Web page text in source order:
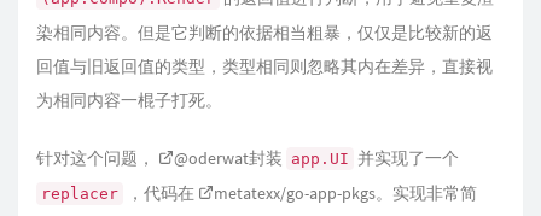
染相同内容。但是它判断的依据相当粗暴，仅仅是比较新的返
回值与旧返回值的类型，类型相同则忽略其内在差异，直接视
为相同内容一棍子打死。
针对这个问题， @oderwat封装 app.UI 并实现了一个
replacer ，代码在 metatexx/go-app-pkgs。实现非常简